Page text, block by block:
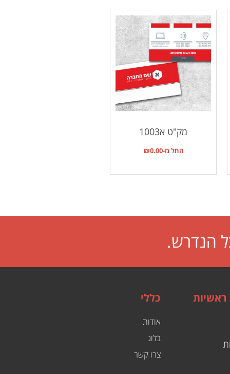
מק"ט א1003
החל מ- ₪0.00
הנדרש.
ראשיות כללי
אודות
בלוג
צרו קשר